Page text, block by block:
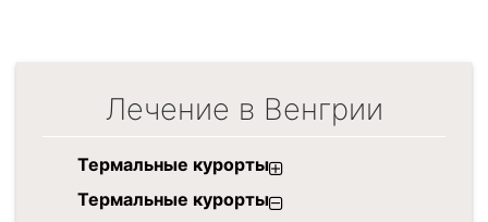
Лечение в Венгрии
Термальные курорты
Термальные курорты